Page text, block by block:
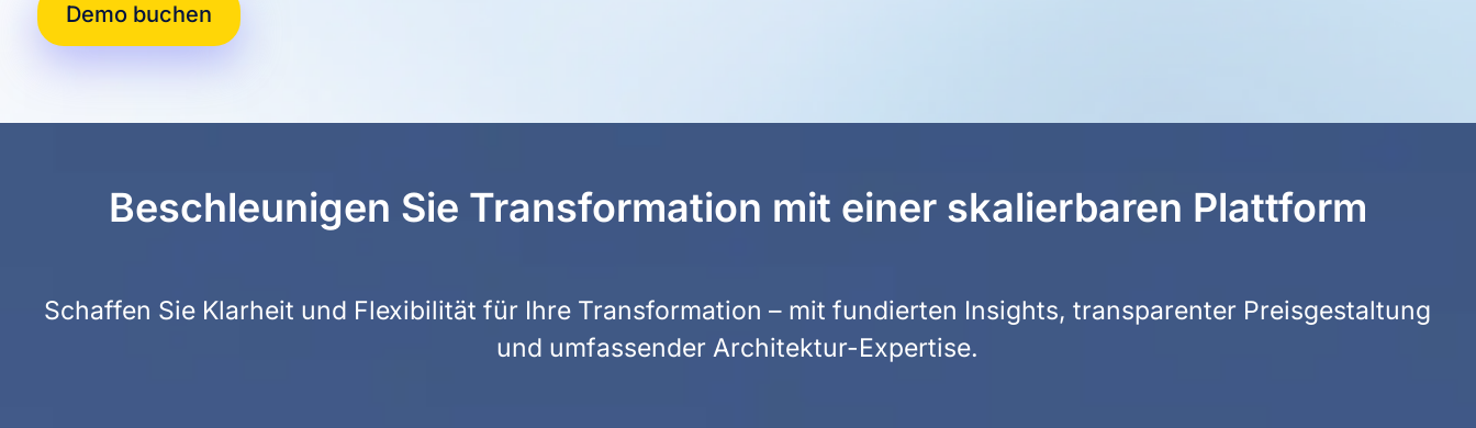
Demo buchen
Beschleunigen Sie Transformation mit einer skalierbaren Plattform
Schaffen Sie Klarheit und Flexibilität für Ihre Transformation – mit fundierten Insights, transparenter Preisgestaltung
und umfassender Architektur-Expertise.